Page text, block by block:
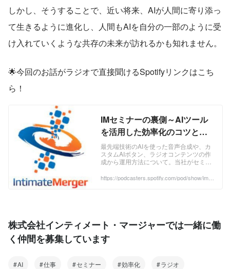
しかし、そうすることで、近い将来、AIが人間に寄り添っ
て生きるように進化し、人間もAIを自分の一部のように受
け入れていくような共存の未来が訪れるかも知れません。
🌟今回のお話がラジオで直接聞けるSpotifyリンクはこち
ら！
IMセミナーの裏側～AIツール
を活用した効率化のコツとは
～ by インティメート・マージ
ャーのオープン社長室
最先端技術のAIを使った音声合成や、カ
スタムAIボタン、ラジオコンテンツの作
成から運用方法について。当社がセミナ
日々考えていること、気が付いたことに
https://podcasters.spotify.com/pod/show/im7/
株式会社インティメート・マージャーでは一緒に働
く仲間を募集しています
AI 仕事 セミナー 効率化 ラジオ